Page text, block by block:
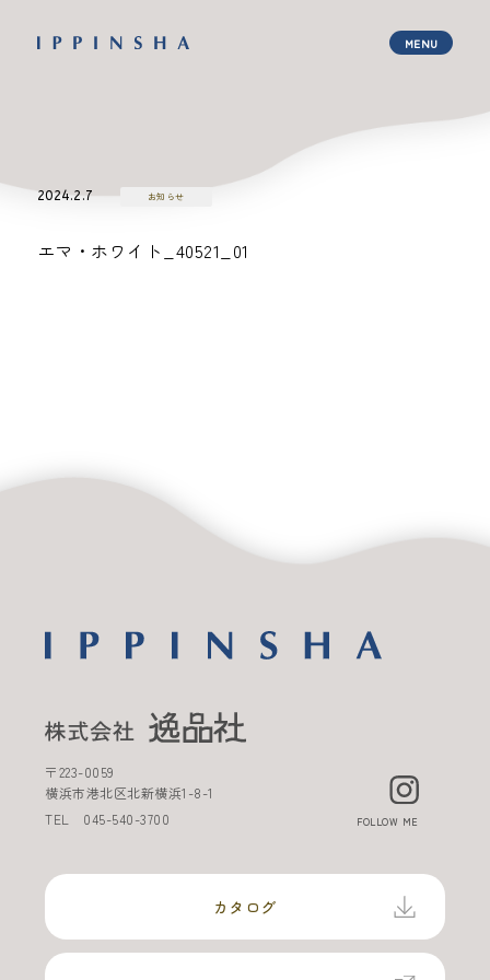
2024.2.7 お知らせ
エマ・ホワイト_40521_01
〒223-0059
横浜市港北区北新横浜1-8-1
TEL 045-540-3700 FOLLOW ME
カタログ